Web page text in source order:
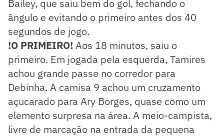
Bailey, que saiu bem do gol, fechando o
ângulo e evitando o primeiro antes dos 40
segundos de jogo.
!O PRIMEIRO! Aos 18 minutos, saiu o
primeiro. Em jogada pela esquerda, Tamires
achou grande passe no corredor para
Debinha. A camisa 9 achou um cruzamento
açucarado para Ary Borges, quase como um
elemento surpresa na área. A meio-campista,
livre de marcação na entrada da pequena